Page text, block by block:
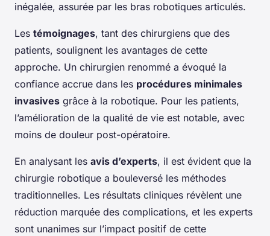
inégalée, assurée par les bras robotiques articulés.
Les témoignages, tant des chirurgiens que des
patients, soulignent les avantages de cette
approche. Un chirurgien renommé a évoqué la
confiance accrue dans les procédures minimales
invasives grâce à la robotique. Pour les patients,
l’amélioration de la qualité de vie est notable, avec
moins de douleur post-opératoire.
En analysant les avis d’experts, il est évident que la
chirurgie robotique a bouleversé les méthodes
traditionnelles. Les résultats cliniques révèlent une
réduction marquée des complications, et les experts
sont unanimes sur l’impact positif de cette